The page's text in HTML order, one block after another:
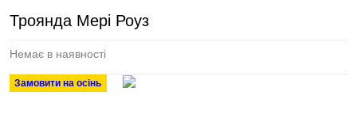
Троянда Мері Роуз
Немає в наявності
Замовити на осінь